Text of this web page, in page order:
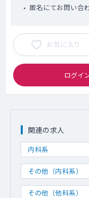
匿名にてお問い合
お気に入り
ログイ
関連の求人
内科系
その他（内科系）
その他（他科系）